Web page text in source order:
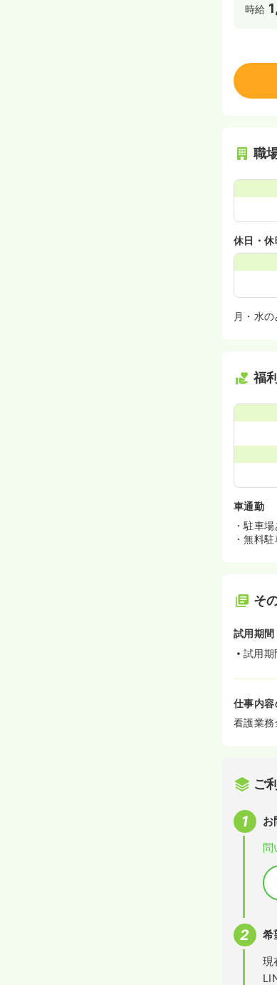
時給
職
休日・
月・水
福
車通勤
・駐車場
・無料
そ
試用期間
試用期
仕事内
看護業務
ご
お
問
希
現